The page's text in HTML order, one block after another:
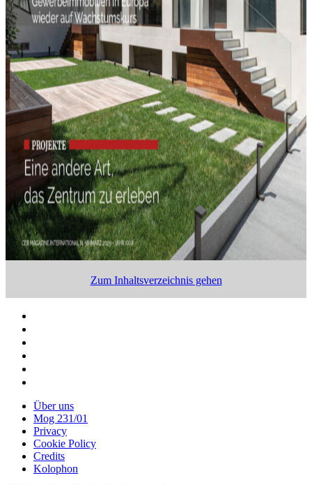
Zum Inhaltsverzeichnis gehen
Über uns
Mog 231/01
Privacy
Cookie Policy
Credits
Kolophon